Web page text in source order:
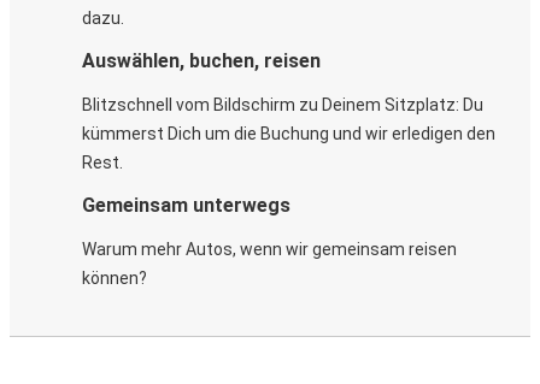
dazu.
Auswählen, buchen, reisen
Blitzschnell vom Bildschirm zu Deinem Sitzplatz: Du
kümmerst Dich um die Buchung und wir erledigen den
Rest.
Gemeinsam unterwegs
Warum mehr Autos, wenn wir gemeinsam reisen
können?